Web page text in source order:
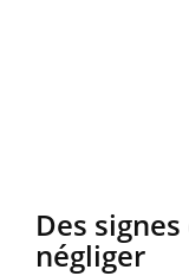
Des
négliger